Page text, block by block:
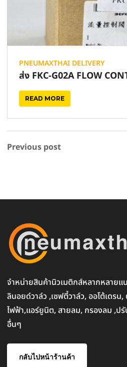
PNEUMAXTHAI DELIVERY
ส่ง FKC-G02A FLOW
READ MORE
Previous post
จำหน่ายสินค้านิวเมติกส์หลากหลาย
ลินอยด์วาล์ว ,เซฟตี้วาล์ว, ออโต้เดรน,
ไฟฟ้า,แอร์ยูนิต, สายลม, กรองลม ,ป
อื่นๆ
กลับไปหน้าร้านค้า